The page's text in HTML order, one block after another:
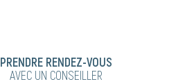
PRENDRE RENDEZ-VOUS
AVEC UN CONSEILLER